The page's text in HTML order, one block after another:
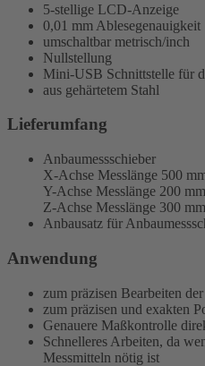
5-stellige LCD-Anzeige
0,01 mm Ablesegenauigkeit
umschaltbar metrisch/inch
Nullstellung
Mini-USB Schnittstelle für
aus gehärtetem Stahl
Lieferumfang
Anbaumessschieber
X-Achse Messlänge 500
Y-Achse Messlänge 200 mm
Z-Achse Messlänge 300
Anbausatz für
Anwendung
zum präzisen Bearbeiten
zum präzisen und exakten
Genauere Maßkontrolle
Schnelleres Arbeiten, da
Messmitteln nötig ist